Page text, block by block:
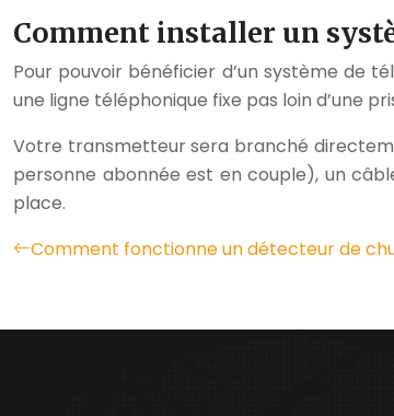
Comment installer un
Pour pouvoir bénéficier d’un système de
une ligne téléphonique fixe pas loin d’une
Votre transmetteur sera branché
personne abonnée est en couple), un
place.
Comment fonctionne un détecteur de